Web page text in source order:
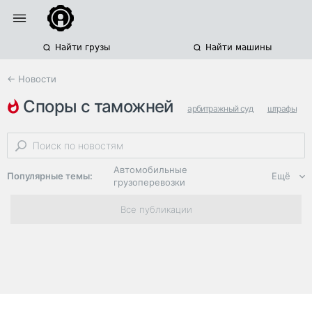
Найти грузы Найти машины
← Новости
споры с таможней арбитражный суд штрафы
фтс
Популярные темы:
Автомобильные
грузоперевозки
Региональная
логистика
Ещё
Все публикации